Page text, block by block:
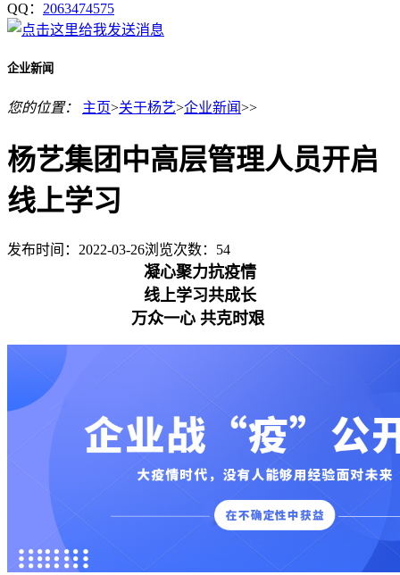
QQ： 2063474575
企业新闻
您的位置： 主页>关于杨艺>企业新闻>>
杨艺集团中高层管理人员开启
线上学习
发布时间：2022-03-26浏览次数： 54
凝心聚力抗疫情
线上学习共成长
万众一心 共克时艰